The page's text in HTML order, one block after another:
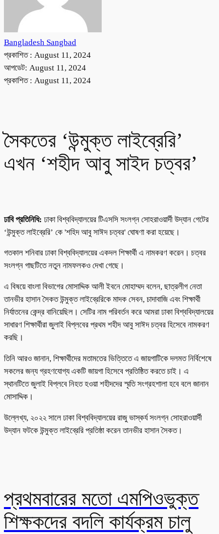
Bangladesh Sangbad
প্রকাশিত : August 11, 2024
আপডেট: August 11, 2024
প্রকাশিত : August 11, 2024
সৈকতের ‘উন্মুক্ত লাইব্রেরি’
এখন ‘শহীদ আবু সাইদ চত্বর’
ঢাবি প্রতিনিধি: ঢাকা বিশ্ববিদ্যালয়ের টিএসসি সংলগ্ন সোহরাওয়ার্দী উদ্যান গেটের
‘উন্মুক্ত লাইব্রেরি’ কে 'শহিদ আবু সাঈদ চত্বর' ঘোষণা করা হয়েছে।
গতকাল শনিবার ঢাকা বিশ্ববিদ্যালয়ের একদল শিক্ষার্থী এ নামকরণ করেন। চত্বর
সংলগ্ন গাছটিতে নতুন নামফলকও দেখা গেছে।
এ বিষয়ে বাংলা বিভাগের মোসাদ্দিক আলী ইবনে মোহাম্মদ বলেন, ছাত্রলীগ নেতা
তানভীর হাসান সৈকত উন্মুক্ত লাইব্রেরিকে মাদক সেবন, চাদাবাজি এবং শিক্ষার্থী
নির্যাতনের কেন্দ্র বানিয়েছিল। সেটির নাম পরিবর্তন করে আমরা ঢাকা বিশ্ববিদ্যালয়ের
সাধারণ শিক্ষার্থীরা জুলাই বিপ্লবের প্রথম শহীদ আবু সাঈদ চত্বর হিসেবে নামকরণ
করছি।
তিনি আরও জানান, শিক্ষার্থীদের মতামতের ভিত্তিতে এ জায়গাটিকে দলমত নির্বিশেষে
সকলের জন্য গ্রহণযোগ্য একটি জায়গা হিসেবে প্রতিষ্ঠিত করতে চাই। এ
স্থানটিতে জুলাই বিপ্লবে নিহত হওয়া শহীদদের স্মৃতি সংগ্রহশালা হবে বলে জানান
মোসাদ্দিক।
উল্লেখ্য, ২০২২ সালে ঢাকা বিশ্ববিদ্যালয়ের রাজু ভাস্কর্য সংলগ্ন সোহরাওয়ার্দী
উদ্যান ফটকে উন্মুক্ত লাইব্রেরি প্রতিষ্ঠা করেন তানভীর হাসান সৈকত।
প্রথমবারের মতো এমপিওভুক্ত
শিক্ষকদের বদলি কার্যক্রম চালু